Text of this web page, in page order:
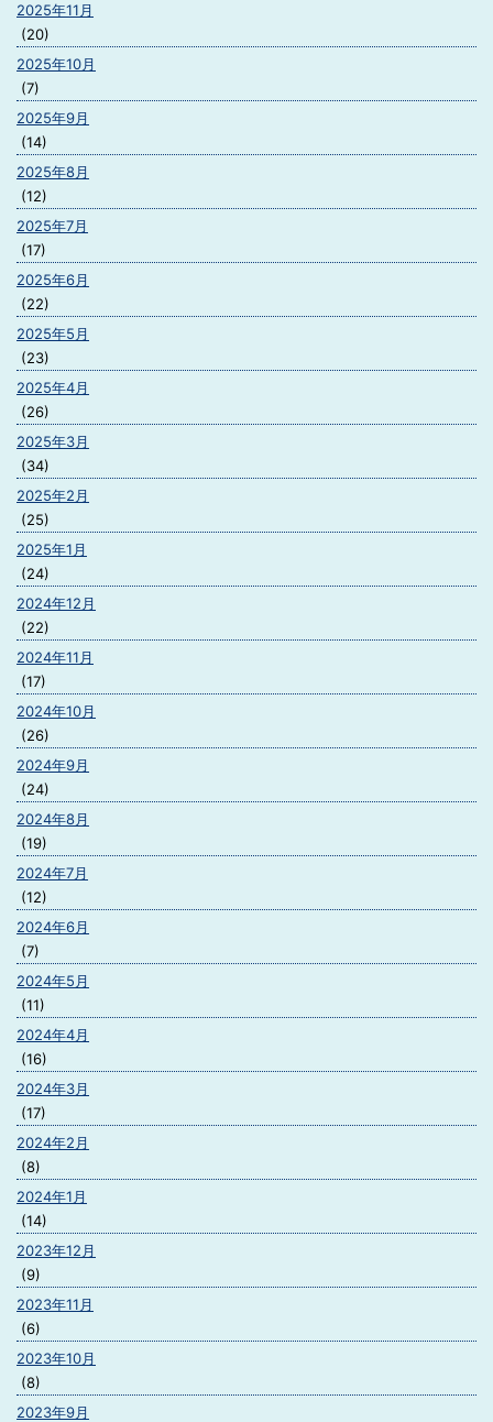
2025年11月
(20)
2025年10月
(7)
2025年9月
(14)
2025年8月
(12)
2025年7月
(17)
2025年6月
(22)
2025年5月
(23)
2025年4月
(26)
2025年3月
(34)
2025年2月
(25)
2025年1月
(24)
2024年12月
(22)
2024年11月
(17)
2024年10月
(26)
2024年9月
(24)
2024年8月
(19)
2024年7月
(12)
2024年6月
(7)
2024年5月
(11)
2024年4月
(16)
2024年3月
(17)
2024年2月
(8)
2024年1月
(14)
2023年12月
(9)
2023年11月
(6)
2023年10月
(8)
2023年9月